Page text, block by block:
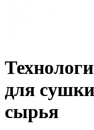
для
сырья